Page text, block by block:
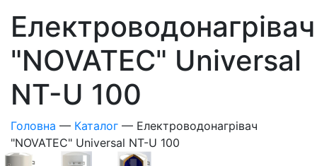
Електроводонагрівач
"NOVATEC" Universal
NT-U 100
Головна — Каталог — Електроводонагрівач
"NOVATEC" Universal NT-U 100